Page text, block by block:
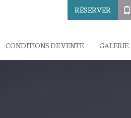
RÉSERVER
CONDITIONS DE VENTE GALERIE